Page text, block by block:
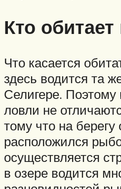
Кто обитает
Что касается
здесь водится та
Селигере. Поэтому
ловли не
тому что на берегу
расположился
осуществляется
в озере водится